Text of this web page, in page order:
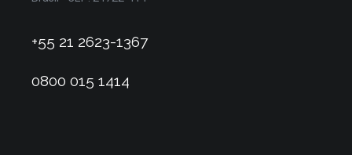
+55 21 2623-1367
0800 015 1414